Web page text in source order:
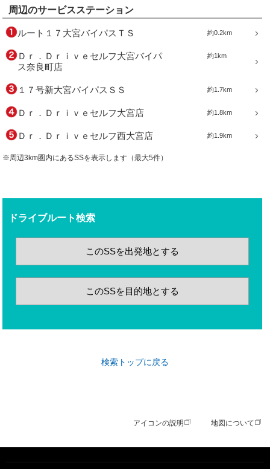
周辺のサービスステーション
約0.2km
ルート１７大宮バイパスＴＳ
約1km
Ｄｒ．Ｄｒｉｖｅセルフ大宮バイパ
ス奈良町店
約1.7km
１７号新大宮バイパスＳＳ
約1.8km
Ｄｒ．Ｄｒｉｖｅセルフ大宮店
約1.9km
Ｄｒ．Ｄｒｉｖｅセルフ西大宮店
※周辺3km圏内にあるSSを表示します（最大5件）
ドライブルート検索
このSSを出発地とする
このSSを目的地とする
検索トップに戻る
アイコンの説明 地図について